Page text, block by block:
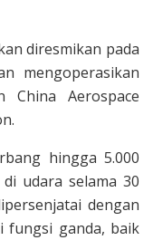
diresmikan pada
mengoperasikan
Aerospace
hingga 5.000
udara selama 30
dengan
fungsi ganda, baik